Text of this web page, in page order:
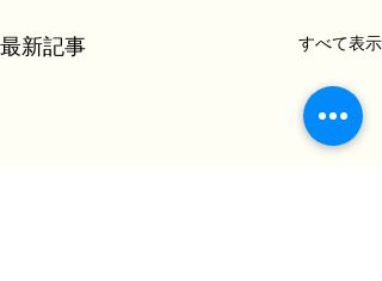
最新記事 すべて表示